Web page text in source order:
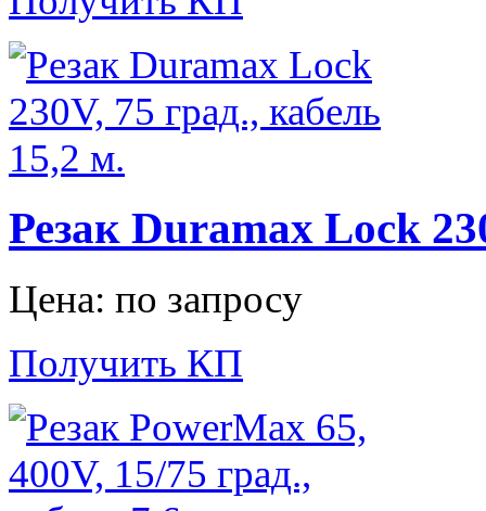
Резак Duramax Lock
Цена: по запросу
Получить КП